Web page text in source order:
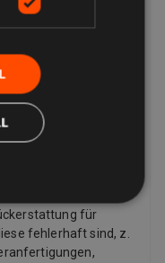
von Ihnen
Ihnen angegebener
von digitalen
sofort mit Ihrer
sowie für
Videospiele, Sex- und
bei denen
für
fehlerhaft sind, z.